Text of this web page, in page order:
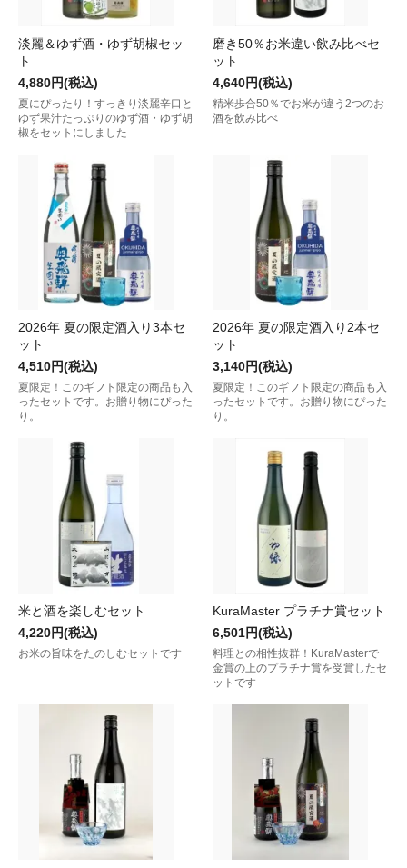
淡麗＆ゆず酒・ゆず胡椒セッ
ト
4,880円(税込)
夏にぴったり！すっきり淡麗辛口と
ゆず果汁たっぷりのゆず酒・ゆず胡
椒をセットにしました
磨き50％お米違い飲み比べセ
ット
4,640円(税込)
精米歩合50％でお米が違う2つのお
酒を飲み比べ
2026年 夏の限定酒入り3本セ
ット
4,510円(税込)
夏限定！このギフト限定の商品も入
ったセットです。お贈り物にぴった
り。
2026年 夏の限定酒入り2本セ
ット
3,140円(税込)
夏限定！このギフト限定の商品も入
ったセットです。お贈り物にぴった
り。
米と酒を楽しむセット
4,220円(税込)
お米の旨味をたのしむセットです
KuraMaster プラチナ賞セット
6,501円(税込)
料理との相性抜群！KuraMasterで
金賞の上のプラチナ賞を受賞したセ
ットです